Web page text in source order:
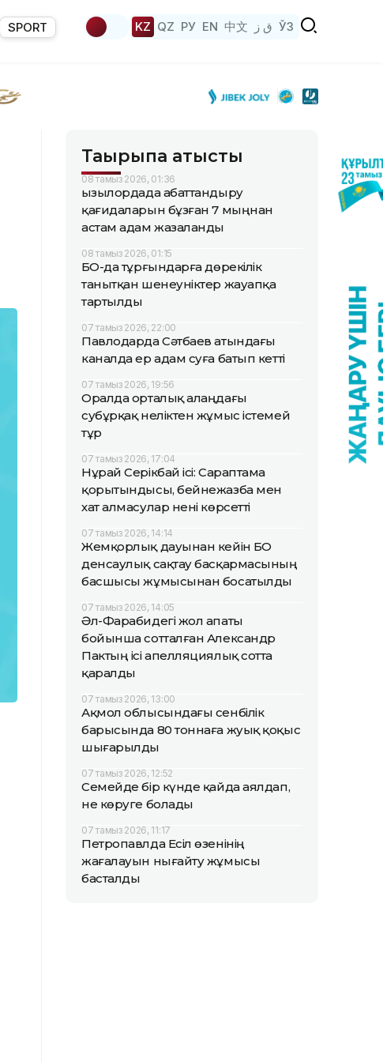
SPORT KZ QZ РУ EN 中文 ق ز ЎЗ
Тақырыпқа қатысты
08 тамыз 2026, 01:36
Қызылордада абаттандыру
қағидаларын бұзған 7 мыңнан
астам адам жазаланды
08 тамыз 2026, 01:15
БҚО-да тұрғындарға дөрекілік
танытқан шенеуніктер жауапқа
тартылды
07 тамыз 2026, 22:00
Павлодарда Сәтбаев атындағы
каналда ер адам суға батып кетті
07 тамыз 2026, 19:56
Оралда орталық алаңдағы
субұрқақ неліктен жұмыс істемей
тұр
07 тамыз 2026, 17:04
Нұрай Серікбай ісі: Сараптама
қорытындысы, бейнежазба мен
хат алмасулар нені көрсетті
07 тамыз 2026, 14:14
Жемқорлық дауынан кейін БҚО
денсаулық сақтау басқармасының
басшысы жұмысынан босатылды
07 тамыз 2026, 14:05
Әл-Фарабидегі жол апаты
бойынша сотталған Александр
Пактың ісі апелляциялық сотта
қаралды
07 тамыз 2026, 13:00
Ақмол облысындағы сенбілік
барысында 80 тоннаға жуық қоқыс
шығарылды
07 тамыз 2026, 12:52
Семейде бір күнде қайда аялдап,
не көруге болады
07 тамыз 2026, 11:17
Петропавлда Есіл өзенінің
жағалауын нығайту жұмысы
басталды